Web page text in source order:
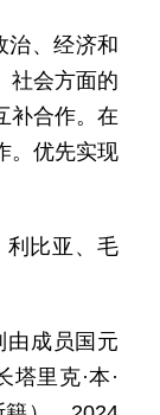
治、经济和
社会方面的
补合作。在
。优先实现
利比亚、毛
由成员国元
里克·本·